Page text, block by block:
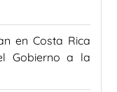
en Costa Rica
Gobierno a la